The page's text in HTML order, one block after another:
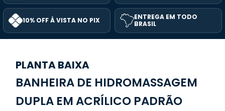
10% OFF À VISTA NO PIX
ENTREGA EM TODO
BRASIL
PLANTA BAIXA
BANHEIRA DE HIDROMASSAGEM
DUPLA EM ACRÍLICO PADRÃO